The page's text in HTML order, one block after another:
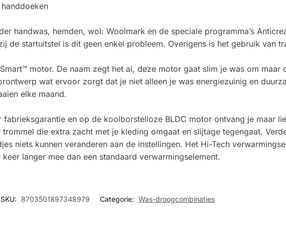
handwas, hemden, wol: Woolmark en de speciale programma’s
de startuitstel is dit geen enkel probleem. Overigens is het gebruik van
motor. De naam zegt het al, deze motor gaat slim je was om maar
wat ervoor zorgt dat je niet alleen je was energiezuinig en
elke maand.
en op de koolborstelloze BLDC motor ontvang je maar
die extra zacht met je kleding omgaat en slijtage tegengaat.
niets kunnen veranderen aan de instellingen. Het Hi-Tech
langer mee dan een standaard verwarmingselement.
SKU: 8703501897348979 Categorie: Was-droogcombinaties